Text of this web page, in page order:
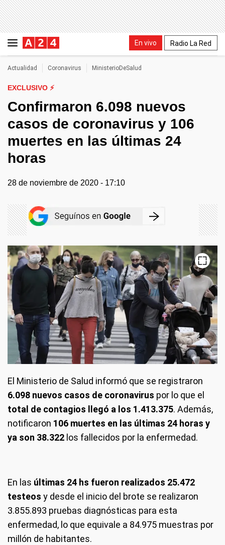
En vivo Radio La Red
Actualidad Coronavirus MinisterioDeSalud
EXCLUSIVO ⚡
Confirmaron 6.098 nuevos
casos de coronavirus y 106
muertes en las últimas 24
horas
28 de noviembre de 2020 - 17:10
El Ministerio de Salud informó que se registraron
6.098 nuevos casos de coronavirus por lo que el
total de contagios llegó a los 1.413.375. Además,
notificaron 106 muertes en las últimas 24 horas y
ya son 38.322 los fallecidos por la enfermedad.
En las últimas 24 hs fueron realizados 25.472
testeos y desde el inicio del brote se realizaron ​
3.855.893 pruebas diagnósticas​ para esta
enfermedad, lo que ​equivale a 84.975 muestras por
millón de habitantes.